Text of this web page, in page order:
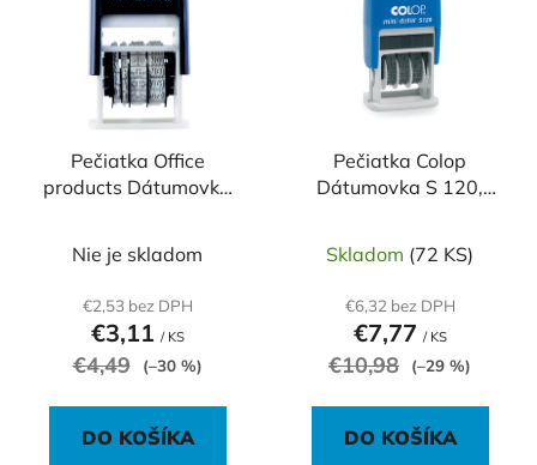
Pečiatka Office
products Dátumovka
Nie je skladom
€2,53 bez DPH
€3,11 / KS
€4,49 (–30 %)
DO KOŠÍKA
Pečiatka Colop
Dátumovka S 120,
Skladom (72 KS)
€6,32 bez DPH
€7,77 / KS
€10,98 (–29 %)
DO KOŠÍKA